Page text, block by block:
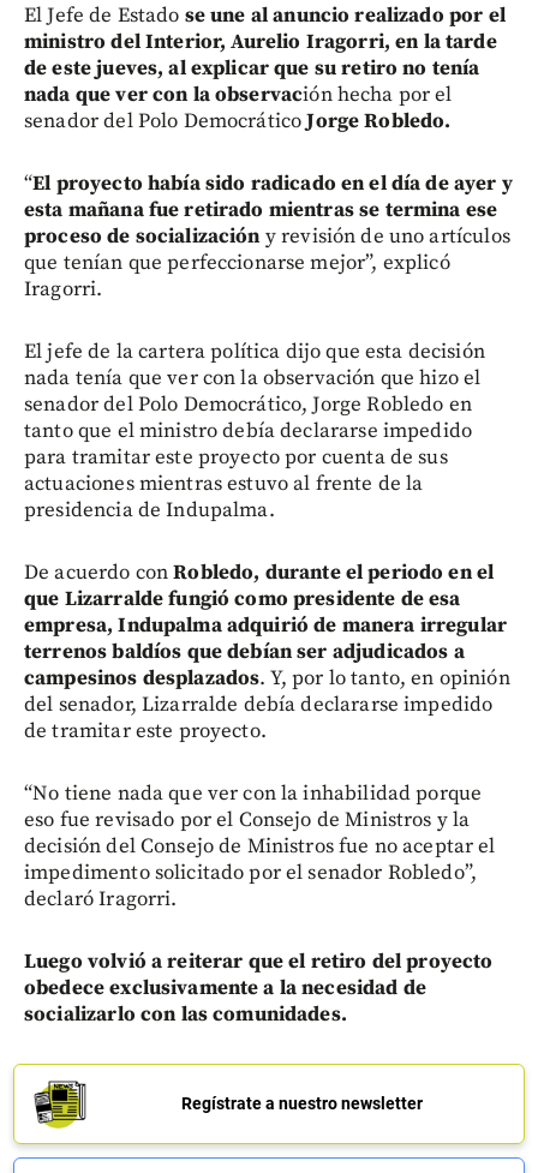
El Jefe de Estado se une al anuncio realizado por el
ministro del Interior, Aurelio Iragorri, en la tarde
de este jueves, al explicar que su retiro no tenía
nada que ver con la observación hecha por el
senador del Polo DemocráticoJorge Robledo.
“El proyecto había sido radicado en el día de ayer y
esta mañana fue retirado mientras se termina ese
proceso de socialización y revisión de uno artículos
que tenían que perfeccionarse mejor”, explicó
Iragorri.
El jefe de la cartera política dijo que esta decisión
nada tenía que ver con la observación que hizo el
senador del Polo Democrático, Jorge Robledo en
tanto que el ministro debía declararse impedido
para tramitar este proyecto por cuenta de sus
actuaciones mientras estuvo al frente de la
presidencia de Indupalma.
De acuerdo conRobledo, durante el periodo en el
que Lizarralde fungió como presidente de esa
empresa, Indupalma adquirió de manera irregular
terrenos baldíos que debían ser adjudicados a
campesinos desplazados. Y, por lo tanto, en opinión
del senador, Lizarralde debía declararse impedido
de tramitar este proyecto.
“No tiene nada que ver con la inhabilidad porque
eso fue revisado por el Consejo de Ministros y la
decisión del Consejo de Ministros fue no aceptar el
impedimento solicitado por el senador Robledo”,
declaró Iragorri.
Luego volvió a reiterar que el retiro del proyecto
obedece exclusivamente a la necesidad de
socializarlo con las comunidades.
Regístrate a nuestro newsletter